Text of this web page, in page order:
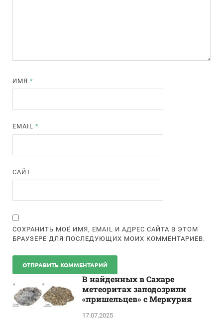
ИМЯ*
EMAIL*
САЙТ
СОХРАНИТЬ МОЁ ИМЯ, EMAIL И АДРЕС САЙТА В ЭТОМ
БРАУЗЕРЕ ДЛЯ ПОСЛЕДУЮЩИХ МОИХ КОММЕНТАРИЕВ.
В найденных в Сахаре
метеоритах заподозрили
«пришельцев» с Меркурия
17.07.2025